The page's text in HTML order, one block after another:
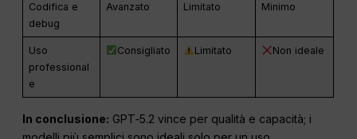
Codifica e
debug
Avanzato Limitato Minimo
Uso
professional
e
Consigliato Limitato Non ideale
In conclusione: GPT‑5.2 vince per qualità e capacità; i